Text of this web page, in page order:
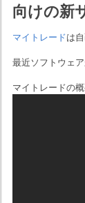
向けの新
マイトレードは
最近ソフトウェ
マイトレードの